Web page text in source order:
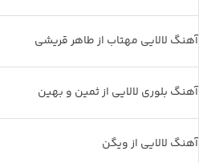
آهنگ لالایی مهتاب از طاهر قریشی
آهنگ بلوری لالایی از ثمین و بهین
آهنگ لالایی از ویگن